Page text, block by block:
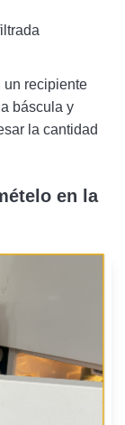
un recipiente
báscula y
la cantidad
en la